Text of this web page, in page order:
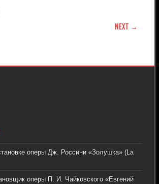
NEXT →
оперы Дж. Россини «Золушка» (La
оперы П. И. Чайковского «Евгений